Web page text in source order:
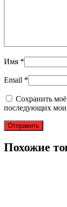
Имя *
Email *
Сохранить моё
последующих
Похожие